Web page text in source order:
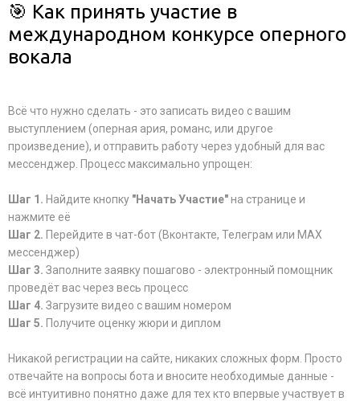
🎯 Как принять участие в
международном конкурсе оперного
вокала
Всё что нужно сделать - это записать видео с вашим
выступлением (оперная ария, романс, или другое
произведение), и отправить работу через удобный для вас
мессенджер. Процесс максимально упрощен:
Шаг 1. Найдите кнопку "Начать Участие"на странице и
нажмите её
Шаг 2. Перейдите в чат-бот (Вконтакте, Телеграм или MAX
мессенджер)
Шаг 3. Заполните заявку пошагово - электронный помощник
проведёт вас через весь процесс
Шаг 4. Загрузите видео с вашим номером
Шаг 5. Получите оценку жюри и диплом
Никакой регистрации на сайте, никаких сложных форм. Просто
отвечайте на вопросы бота и вносите необходимые данные -
всё интуитивно понятно даже для тех кто впервые участвует в